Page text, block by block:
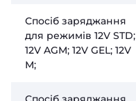
Спосіб заряджання
для режимів 12V STD;
12V AGM; 12V GEL; 12V
М;